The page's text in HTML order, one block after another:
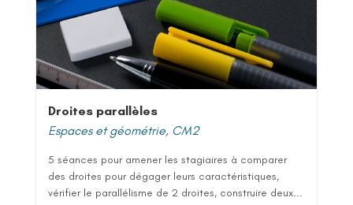
Droites parallèles
Espaces et géométrie, CM2
5 séances pour amener les stagiaires à comparer
des droites pour dégager leurs caractéristiques,
vérifier le parallélisme de 2 droites, construire deux...